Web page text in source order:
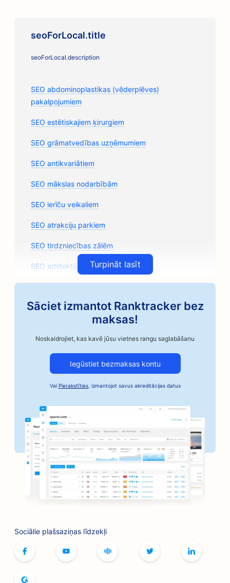
seoForLocal.title
seoForLocal.description
SEO abdominoplastikas (vēderplēves)
pakalpojumiem
SEO estētiskajiem ķirurgiem
SEO grāmatvedības uzņēmumiem
SEO antikvariātiem
SEO mākslas nodarbībām
SEO ierīču veikaliem
SEO atrakciju parkiem
SEO tirdzniecības zālēm
SEO arhitektūras uzņēmumiem
SEO auto rezerves daļu veikaliem
SEO automobiļu nozares uzņēmumiem
SEO Bail Bonds pakalpojumiem
SEO bankām
SEO maiznīcām
SEO frizētavām
SEO veikaliem
SEO botoksa un filleru pakalpojumiem
SEO galda spēļu kafejnīcām
SEO grāmatnīcām
Turpināt lasīt
Sāciet izmantot Ranktracker bez
maksas!
Noskaidrojiet, kas kavē jūsu vietnes rangu saglabāšanu
Iegūstiet bezmaksas kontu
Vai Pierakstīties, izmantojot savus akreditācijas datus
Sociālie plašsaziņas līdzekļi